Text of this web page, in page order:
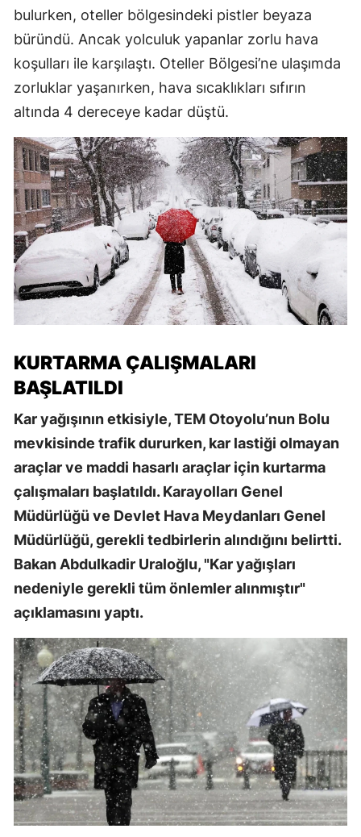
bulurken, oteller bölgesindeki pistler beyaza
büründü. Ancak yolculuk yapanlar zorlu hava
koşulları ile karşılaştı. Oteller Bölgesi’ne ulaşımda
zorluklar yaşanırken, hava sıcaklıkları sıfırın
altında 4 dereceye kadar düştü.
KURTARMA ÇALIŞMALARI
BAŞLATILDI
Kar yağışının etkisiyle, TEM Otoyolu’nun Bolu
mevkisinde trafik dururken, kar lastiği olmayan
araçlar ve maddi hasarlı araçlar için kurtarma
çalışmaları başlatıldı. Karayolları Genel
Müdürlüğü ve Devlet Hava Meydanları Genel
Müdürlüğü, gerekli tedbirlerin alındığını belirtti.
Bakan Abdulkadir Uraloğlu, "Kar yağışları
nedeniyle gerekli tüm önlemler alınmıştır"
açıklamasını yaptı.